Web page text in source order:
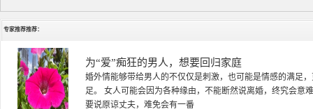
专家推荐推荐：
徐珞棋
徐珞棋，婚姻家庭咨询师，毕业于重庆师范大学心理学专业
多年，对婚姻情感分析、恋爱择偶、夫妻关系，情感挽回、
千小时，积累了丰富的咨